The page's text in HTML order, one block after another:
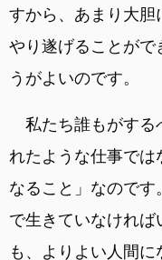
すから、あまり大胆
やり遂げることがで
うがよいのです。
私たち誰もがする
れたような仕事では
なること」なのです
で生きていなければ
も、よりよい人間